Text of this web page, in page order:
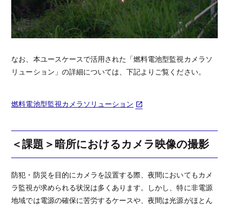
なお、本ユースケースで活用された「燃料電池型監視カメラソ
リューション」の詳細については、下記よりご覧ください。
燃料電池型監視カメラソリューション
＜課題＞暗所におけるカメラ映像の撮影
防犯・防災を目的にカメラを設置する際、夜間においてもカメ
ラ監視が求められる状況は多くあります。しかし、特に非電源
地域では電源の確保に苦労するケースや、夜間は光源がほとん